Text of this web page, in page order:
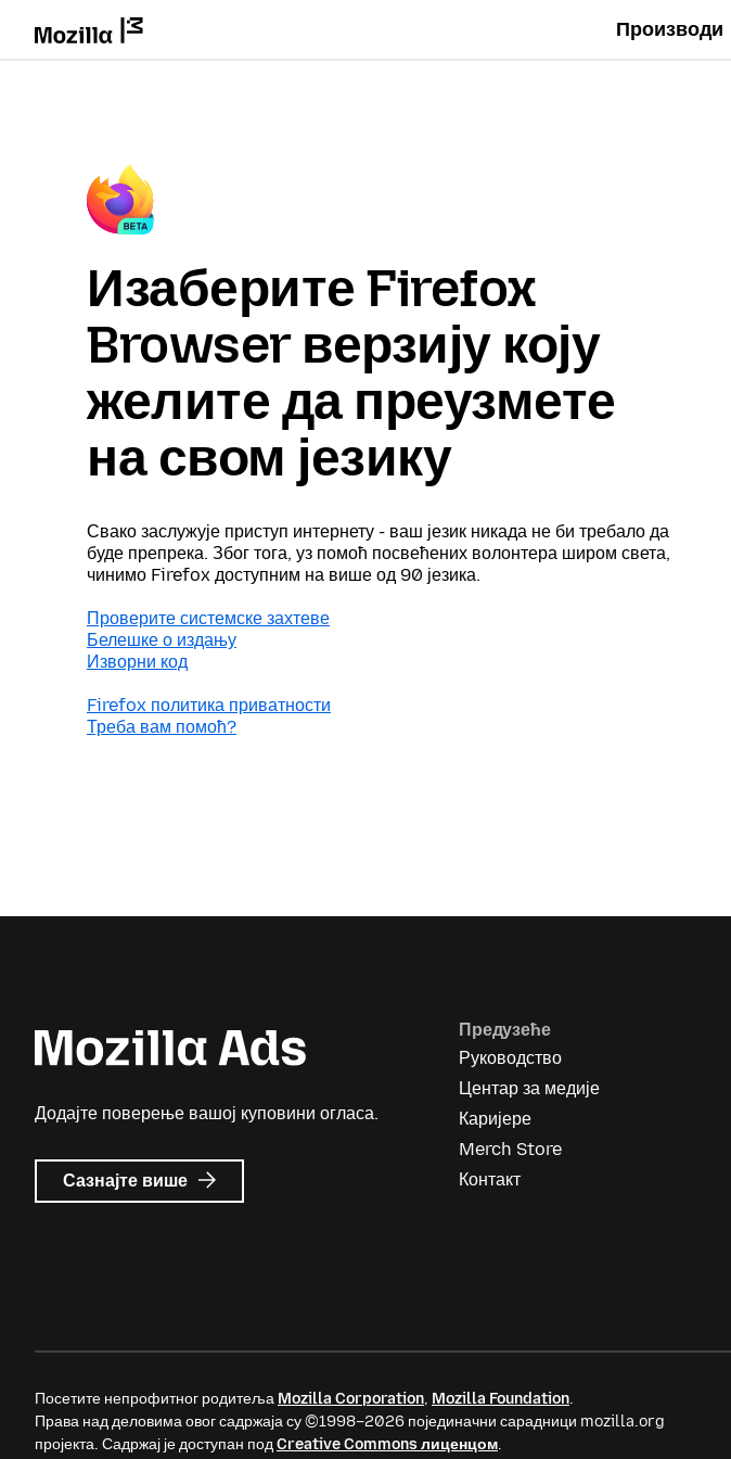
Производи
Изаберите Firefox
Browser верзију коју
желите да преузмете
на свом језику
Свако заслужује приступ интернету - ваш језик никада не би требало да
буде препрека. Због тога, уз помоћ посвећених волонтера широм света,
чинимо Firefox доступним на више од 90 језика.
Проверите системске захтеве
Белешке о издању
Изворни код
Firefox политика приватности
Треба вам помоћ?
Додајте поверење вашој куповини огласа.
Сазнајте више о
Mozilla
Предузеће
Руководство
Центар за медије
Каријере
Merch Store
Контакт
Посетите непрофитног родитеља Mozilla Corporation, Mozilla Foundation.
Права над деловима овог садржаја су ©1998–2026 појединачни сарадници mozilla.org
пројекта. Садржај је доступан подCreative Commons лиценцом.